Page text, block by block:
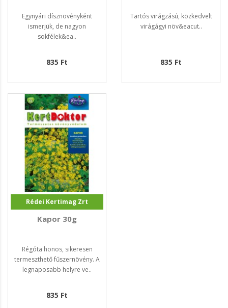
Egynyári dísznövényként
ismerjük, de nagyon
sokfélek&ea..
835 Ft
Tartós virágzású, közkedvelt
virágágyi növ&eacut..
835 Ft
Rédei Kertimag Zrt
Kapor 30g
Régóta honos, sikeresen
termeszthető fűszernövény. A
legnaposabb helyre ve..
835 Ft